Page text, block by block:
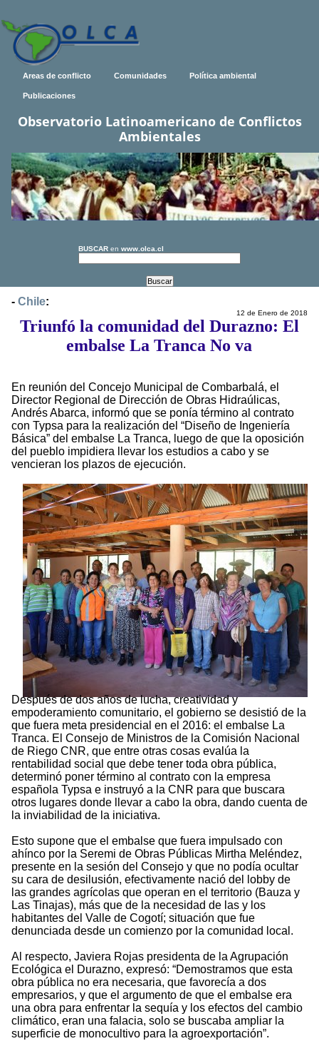
Areas de conflicto Comunidades Política ambiental
Publicaciones
Observatorio Latinoamericano de Conflictos
Ambientales
BUSCAR en www.olca.cl
- Chile:
12 de Enero de 2018
Triunfó la comunidad del Durazno: El
embalse La Tranca No va
En reunión del Concejo Municipal de Combarbalá, el
Director Regional de Dirección de Obras Hidraúlicas,
Andrés Abarca, informó que se ponía término al contrato
con Typsa para la realización del “Diseño de Ingeniería
Básica” del embalse La Tranca, luego de que la oposición
del pueblo impidiera llevar los estudios a cabo y se
vencieran los plazos de ejecución.
Después de dos años de lucha, creatividad y
empoderamiento comunitario, el gobierno se desistió de la
que fuera meta presidencial en el 2016: el embalse La
Tranca. El Consejo de Ministros de la Comisión Nacional
de Riego CNR, que entre otras cosas evalúa la
rentabilidad social que debe tener toda obra pública,
determinó poner término al contrato con la empresa
española Typsa e instruyó a la CNR para que buscara
otros lugares donde llevar a cabo la obra, dando cuenta de
la inviabilidad de la iniciativa.
Esto supone que el embalse que fuera impulsado con
ahínco por la Seremi de Obras Públicas Mirtha Meléndez,
presente en la sesión del Consejo y que no podía ocultar
su cara de desilusión, efectivamente nació del lobby de
las grandes agrícolas que operan en el territorio (Bauza y
Las Tinajas), más que de la necesidad de las y los
habitantes del Valle de Cogotí; situación que fue
denunciada desde un comienzo por la comunidad local.
Al respecto, Javiera Rojas presidenta de la Agrupación
Ecológica el Durazno, expresó: “Demostramos que esta
obra pública no era necesaria, que favorecía a dos
empresarios, y que el argumento de que el embalse era
una obra para enfrentar la sequía y los efectos del cambio
climático, eran una falacia, solo se buscaba ampliar la
superficie de monocultivo para la agroexportación”.